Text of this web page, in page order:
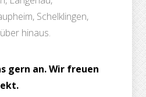
Schelklingen,
hinaus.
gern an. Wir freuen